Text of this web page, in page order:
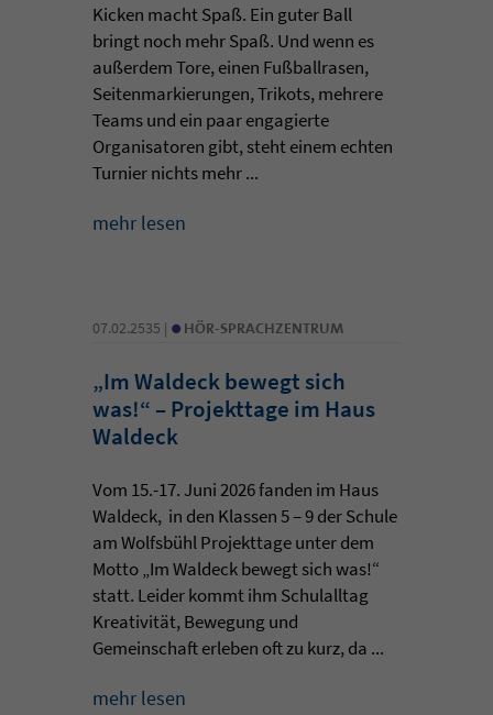
Kicken macht Spaß. Ein guter Ball
bringt noch mehr Spaß. Und wenn es
außerdem Tore, einen Fußballrasen,
Seitenmarkierungen, Trikots, mehrere
Teams und ein paar engagierte
Organisatoren gibt, steht einem echten
Turnier nichts mehr ...
mehr lesen
07.02.2535 | • HÖR-SPRACHZENTRUM
„Im Waldeck bewegt sich
was!“ – Projekttage im Haus
Waldeck
Vom 15.-17. Juni 2026 fanden im Haus
Waldeck, in den Klassen 5 – 9 der Schule
am Wolfsbühl Projekttage unter dem
Motto „Im Waldeck bewegt sich was!“
statt. Leider kommt ihm Schulalltag
Kreativität, Bewegung und
Gemeinschaft erleben oft zu kurz, da ...
mehr lesen